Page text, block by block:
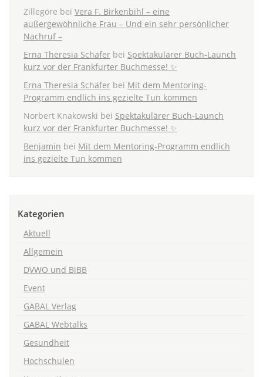
Zillegöre bei Vera F. Birkenbihl – eine
außergewöhnliche Frau – Und ein sehr persönlicher
Nachruf –
Erna Theresia Schäfer bei Spektakulärer Buch-Launch
kurz vor der Frankfurter Buchmesse! ✨
Erna Theresia Schäfer bei Mit dem Mentoring-
Programm endlich ins gezielte Tun kommen
Norbert Knakowski bei Spektakulärer Buch-Launch
kurz vor der Frankfurter Buchmesse! ✨
Benjamin bei Mit dem Mentoring-Programm endlich
ins gezielte Tun kommen
Kategorien
Aktuell
Allgemein
DVWO und BiBB
Event
GABAL Verlag
GABAL Webtalks
Gesundheit
Hochschulen